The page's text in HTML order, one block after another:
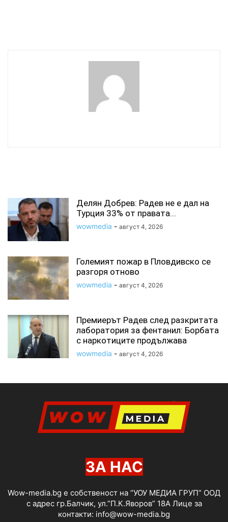
Делян Добрев: Радев не е дал на
Турция 33% от правата...
wowmedia - август 4, 2026
Големият пожар в Пловдивско се
разгоря отново
wowmedia - август 4, 2026
Премиерът Радев след разкритата
лаборатория за фентанил: Борбата
с наркотиците продължава
wowmedia - август 4, 2026
ЗА НАС
Wow-media.bg е собственост на “УОУ МЕДИА ГРУП” ООД
с адрес гр.Балчик, ул.”П.К.Яворов” 18А Лице за
контакти: info@wow-media.bg